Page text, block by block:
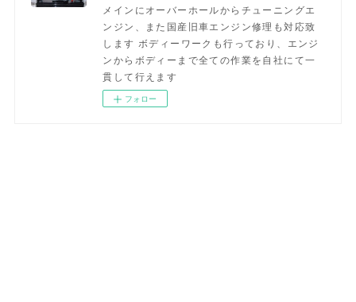
メインにオーバーホールからチューニングエ
ンジン、また国産旧車エンジン修理も対応致
します ボディーワークも行っており、エンジ
ンからボディーまで全ての作業を自社にて一
貫して行えます
フォロー